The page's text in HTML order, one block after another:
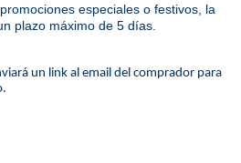
especiales o festivos, la
plazo máximo de 5 días.
un link al email del comprador para